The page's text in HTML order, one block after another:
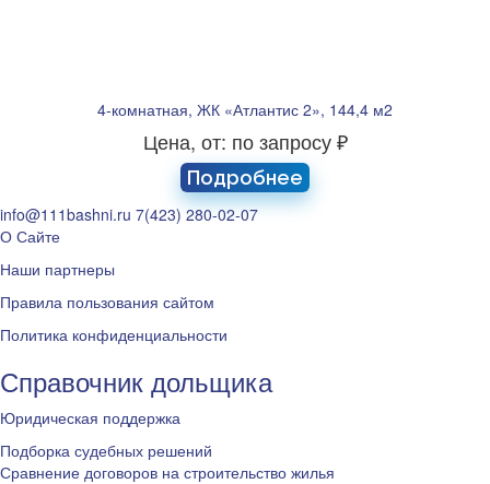
4-комнатная, ЖК «Атлантис 2», 144,4 м2
Цена, от: по запросу ₽
Подробнее
info@111bashni.ru 7(423) 280-02-07
О Сайте
Наши партнеры
Правила пользования сайтом
Политика конфиденциальности
Справочник дольщика
Юридическая поддержка
Подборка судебных решений
Сравнение договоров на строительство жилья